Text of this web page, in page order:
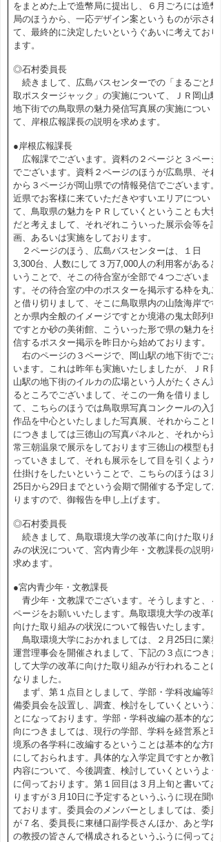
をまとめた上で造幣局に提出し、６月ごろには造幣
局のほうから、一応デザイン案というものが示され
て、最終的に決定したいというぐあいに考えており
ます。
◎石村委員長
続きまして、広島バスセンターでの「まるごと鳥
取ポスタージャック」の実施について、ＪＲ岡山駅
地下街での鳥取県の魅力発信写真展の実施につい
て、岸根広報課長の説明を求めます。
●岸根広報課長
広報課でございます。資料の２ページと３ページ
でございます。資料２ページのほうが広島県、それ
から３ページが岡山県での情報発信でございます。
近県でお客様に来ていただきやすいエリアについ
て、鳥取県の魅力をＰＲしていくということも大切
だと考えまして、それぞれこういった展示会等を計
画、あるいは実施をしております。
２ページのほう、広島バスセンターは、１日
3,300台、人数にして３万7,000人の利用客があると
いうことで、そこの待合室が全部で４つございま
す。その待合室の中のポスターを掲示する枠を丸ご
と借り切りまして、そこに鳥取県内の山陰海岸です
とか県内全般のイメージですとか境港の鬼太郎列車
ですとか砂の美術館、こういった形で県の魅力を発
信するポスター掲示を昨日から始めております。
右のページの３ページで、岡山駅の地下街でござ
います。これは昨年も実施いたしましたが、ＪＲ岡
山駅の地下街のイルカの広場という人がたくさん通
るところでございまして、そこの一角を借りまし
て、こちらのほうでは鳥取県写真コンクールの入賞
作品を中心といたしました写真展、それからことし
につきましては三徳山の写真パネルと、それから通
常三朝温泉で展示をしております三徳山の模型も持
っていきまして、それも展示をして目を引くような
仕掛けをしたいということで、こちらのほうは３月
25日から29日までという会期で開催する予定してお
りますので、御報告を申し上げます。
◎石村委員長
続きまして、鳥取環境大学の改革に向けた取り組
みの状況について、宮内青少年・文教課長の説明を
求めます。
●宮内青少年・文教課長
青少年・文教課でございます。そうしますと、４
ページをお願いいたします。鳥取環境大学の改革に
向けた取り組みの状況について報告いたします。
鳥取環境大学におかれましては、２月25日に業務
運営理事会を開催されまして、下記の３点につきま
して大学の改革に向けた取り組みが行われることに
なりました。
まず、第１点目としまして、学部・学科改編等準
備委員会を設置し、調査、検討をしていくというこ
とになっております。学部・学科改編の基本的な方
向につきましては、現行の学部、学科を経営系と環
境系の各学科に改編するということは基本的な方向
にしておられます。具体的な入学定員ですとか教育
内容について、今後調査、検討していくというよう
に伺っております。第１回目は３月上旬と書いてあ
りますが３月10日に予定するというふうに現在聞い
ております。委員会のメンバーとしましては、委員
が７名、委員長に東樋口副学長さんほか、あと学内
の教授の皆さんで構成されるというふうに伺ってお